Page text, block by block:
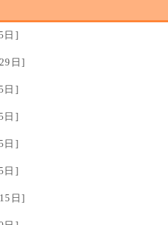
日]
日]
日]
日]
日]
日]
日]